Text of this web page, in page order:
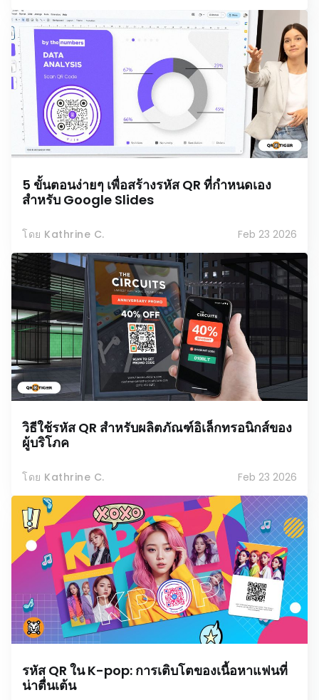
5 ขั้นตอนง่ายๆ เพื่อสร้างรหัส QR ที่กำหนดเอง
สำหรับ Google Slides
โดย Kathrine C. Feb 23 2026
วิธีใช้รหัส QR สำหรับผลิตภัณฑ์อิเล็กทรอนิกส์ของ
ผู้บริโภค
โดย Kathrine C. Feb 23 2026
รหัส QR ใน K-pop: การเติบโตของเนื้อหาแฟนที่
น่าตื่นเต้น